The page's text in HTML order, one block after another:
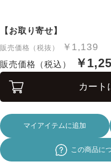
【お取り寄せ】
販売価格（税抜） ￥1,139
販売価格（税込） ￥
カート
マイアイテムに追加
この商品に